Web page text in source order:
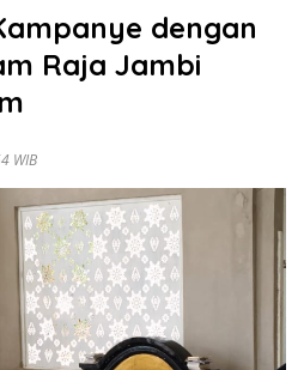
dengan
Raja Jambi
WIB